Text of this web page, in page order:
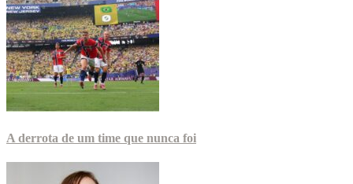
A derrota de um time que nunca foi